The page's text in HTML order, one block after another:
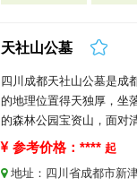
天社山公墓
四川成都天社山公墓是成
的地理位置得天独厚，坐
的森林公园宝资山，面对
参考价格：**** 起
地址： 四川省成都市新